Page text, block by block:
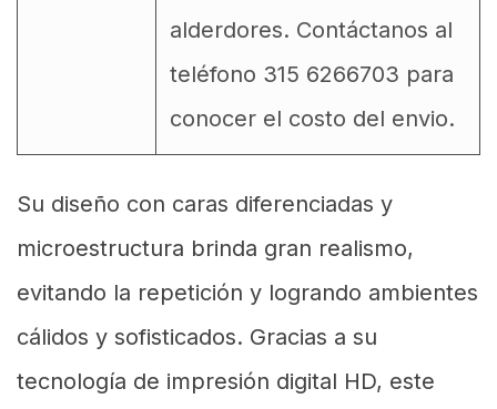
alderdores. Contáctanos al
teléfono 315 6266703 para
conocer el costo del envio.
Su diseño con caras diferenciadas y
microestructura brinda gran realismo,
evitando la repetición y logrando ambientes
cálidos y sofisticados. Gracias a su
tecnología de impresión digital HD, este